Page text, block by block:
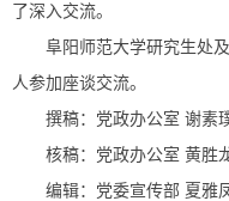
了深入交流。
阜阳师范大学研究生处
人参加座谈交流。
撰稿：党政办公室 谢素
核稿：党政办公室 黄胜
编辑：党委宣传部 夏雅